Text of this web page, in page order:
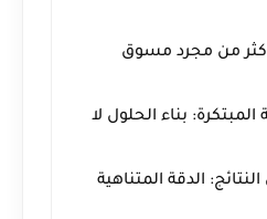
من مجرد مسوق
المبتكرة: بناء الحلول لا
الدقة المتناهية